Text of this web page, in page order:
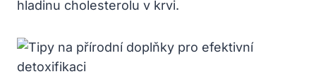
hladinu cholesterolu v krvi.